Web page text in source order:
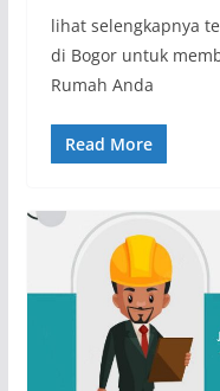
lihat selengkapnya
di Bogor untuk
Rumah Anda
Read More